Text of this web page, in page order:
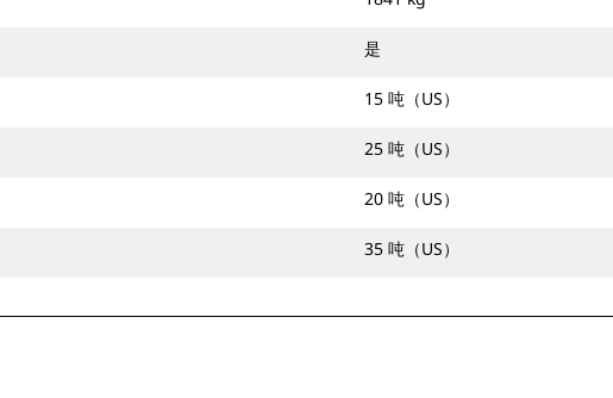
是
15 吨（US）
25 吨（US）
20 吨（US）
35 吨（US）